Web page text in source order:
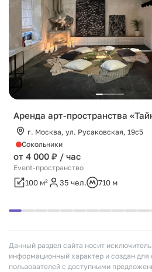
Аренда арт-пространства
г. Москва, ул. Русаковская, 19с5
Сокольники
от 4 000 ₽ / час
Event-пространство
100 м² 35 чел. 710 м
Данный раздел сайта носит
информационный характер и создан для
пользователей с доступными